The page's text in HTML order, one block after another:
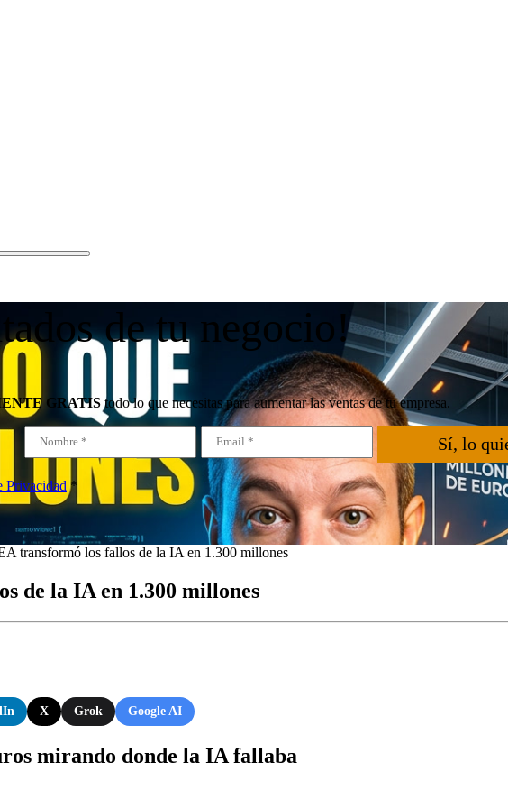
de tu negocio!
GRATIS todo lo que necesitas para aumentar las ventas de tu empresa.
Sí, lo
Privacidad *
transformó los fallos de la IA en 1.300 millones
de la IA en 1.300 millones
X Grok Google AI
mirando donde la IA fallaba